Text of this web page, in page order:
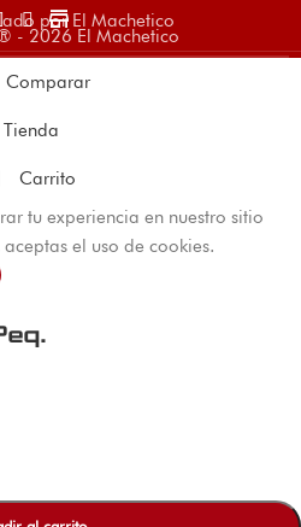
store
por El Machetico
- 2026 El Machetico
Comparar
Tienda
Carrito
tu experiencia en nuestro sitio
el uso de cookies.